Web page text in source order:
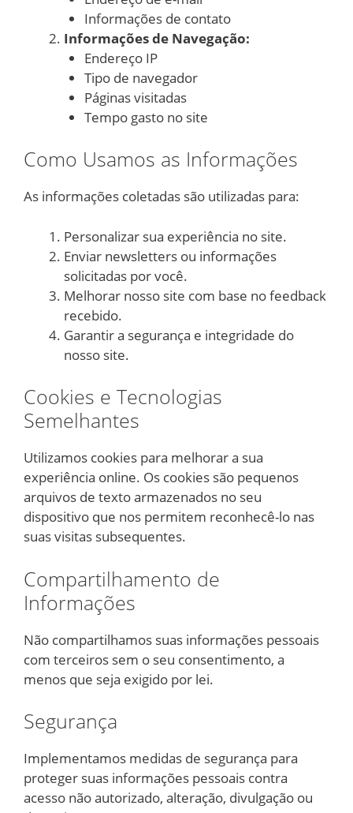
Informações de contato
Informações de Navegação:
Endereço IP
Tipo de navegador
Páginas visitadas
Tempo gasto no site
Como Usamos as Informações
As informações coletadas são utilizadas para:
Personalizar sua experiência no site.
Enviar newsletters ou informações
solicitadas por você.
Melhorar nosso site com base no feedback
recebido.
Garantir a segurança e integridade do
nosso site.
Cookies e Tecnologias
Semelhantes
Utilizamos cookies para melhorar a sua
experiência online. Os cookies são pequenos
arquivos de texto armazenados no seu
dispositivo que nos permitem reconhecê-lo nas
suas visitas subsequentes.
Compartilhamento de
Informações
Não compartilhamos suas informações pessoais
com terceiros sem o seu consentimento, a
menos que seja exigido por lei.
Segurança
Implementamos medidas de segurança para
proteger suas informações pessoais contra
acesso não autorizado, alteração, divulgação ou